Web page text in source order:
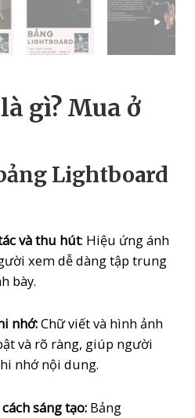
gì? Mua ở
Lightboard
và thu hút: Hiệu ứng ánh
xem dễ dàng tập trung
bày.
nhớ:Chữ viết và hình ảnh
và rõ ràng, giúp người
nhớ nội dung.
sáng tạo: Bảng